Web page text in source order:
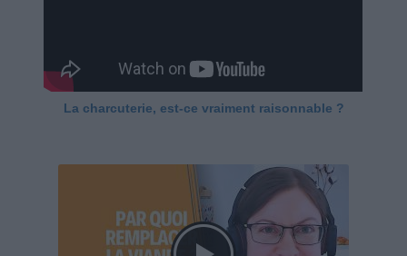
La charcuterie, est-ce vraiment raisonnable ?